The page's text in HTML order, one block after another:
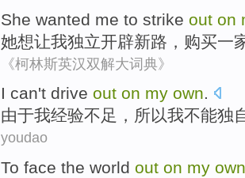
She wanted me to strike out on
她想让我独立开辟新路， 购买一
《柯林斯英汉双解大词典》
I can't drive out on my own.
由于我经验不足，所以我不能独
youdao
To face the world out on my own